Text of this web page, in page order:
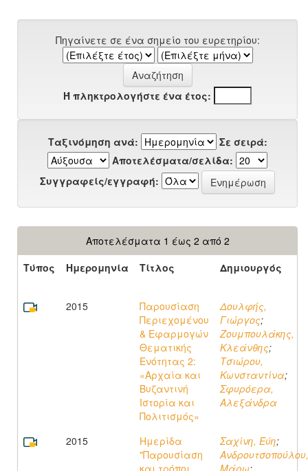
Πηγαίνετε σε ένα σημείο του ευρετηρίου:
Ή πληκτρολογήστε ένα έτος:
Ταξινόμηση ανά:
Σε σειρά:
Αποτελέσματα/σελίδα:
Συγγραφείς/εγγραφή:
Αποτελέσματα 1 έως 2 από 2
Τύπος
Ημερομηνία Τίτλος Δημιουργός
2015
Παρουσίαση
Περιεχομένου
& Εφαρμογών
Θεματικής
Ενότητας 2:
«Αρχαία και
Βυζαντινή
Ιστορία και
Πολιτισμός»
Δουλφής,
Γιώργος;
Ζουμπουλάκης,
Κλεάνθης;
Τσιώρου,
Κωνσταντίνα;
Σφυρόερα,
Αλεξάνδρα
2015
Hμερίδα
"Παρουσίαση
και τρόποι
Σαχίνη, Εύη;
Ανδρουτσοπούλου,
Μάρω;